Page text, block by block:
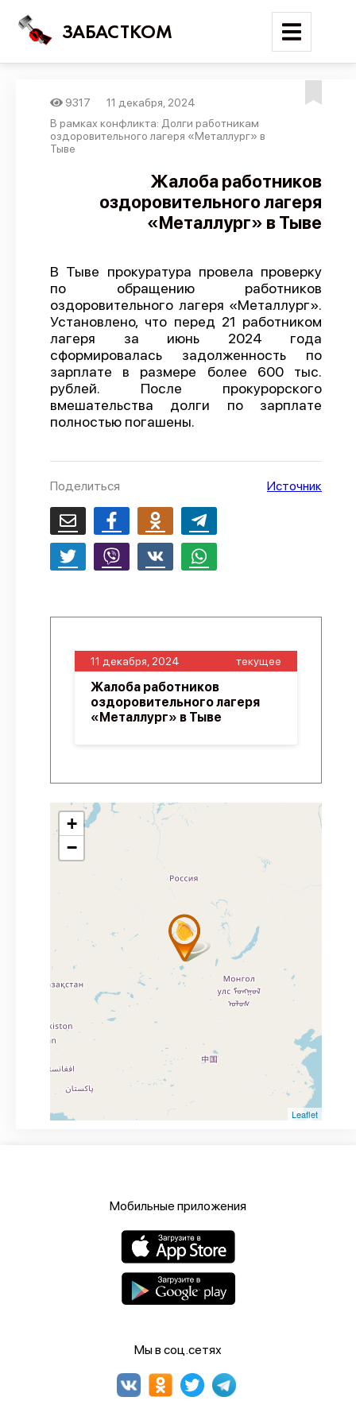
ЗАБАСТКОМ
Войти
Новости
Карта событий
Отчеты
Предложить публикацию
Справочник
API
О проекте
Политика конфиденциальности
9317
11 декабря, 2024
В рамках конфликта: Долги работникам
оздоровительного лагеря «Металлург» в
Тыве
Жалоба работников
оздоровительного лагеря
«Металлург» в Тыве
В Тыве прокуратура провела проверку
по обращению работников
оздоровительного лагеря «Металлург».
Установлено, что перед 21 работником
лагеря за июнь 2024 года
сформировалась задолженность по
зарплате в размере более 600 тыс.
рублей. После прокурорского
вмешательства долги по зарплате
полностью погашены.
Поделиться Источник
11 декабря, 2024 текущее
Жалоба работников
оздоровительного лагеря
«Металлург» в Тыве
+
−
Leaflet
Мобильные приложения
Мы в соц.сетях